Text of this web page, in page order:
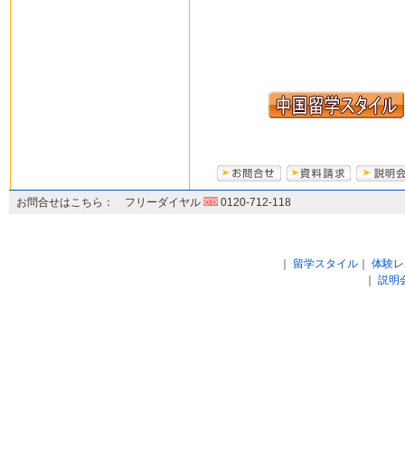
お問合せはこちら： フリーダイヤル 0120-712-118
留学スタイル｜ 体験
説明